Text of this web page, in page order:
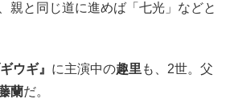
親と同じ道に進めば「七光」などと
ウギ』 に主演中の趣里 も、2世。父
蘭だ。